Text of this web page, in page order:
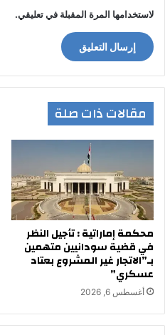
لاستخدامها المرة المقبلة في تعليقي.
مقالات ذات صلة
محكمة إماراتية : تأجيل النظر
في قضية سودانيين متهمين
بـ”الاتجار غير المشروع بعتاد
عسكري”
أغسطس 6, 2026